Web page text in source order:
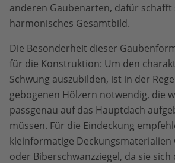
anderen Gaubenarten, dafür schafft
harmonisches Gesamtbild.
Die Besonderheit dieser
für die Konstruktion: Um den
Schwung auszubilden, ist in der
gebogenen Hölzern notwendig, die
passgenau auf das Hauptdach
müssen. Für die Eindeckung
kleinformatige Deckungsmaterialien
oder Biberschwanzziegel, da sie